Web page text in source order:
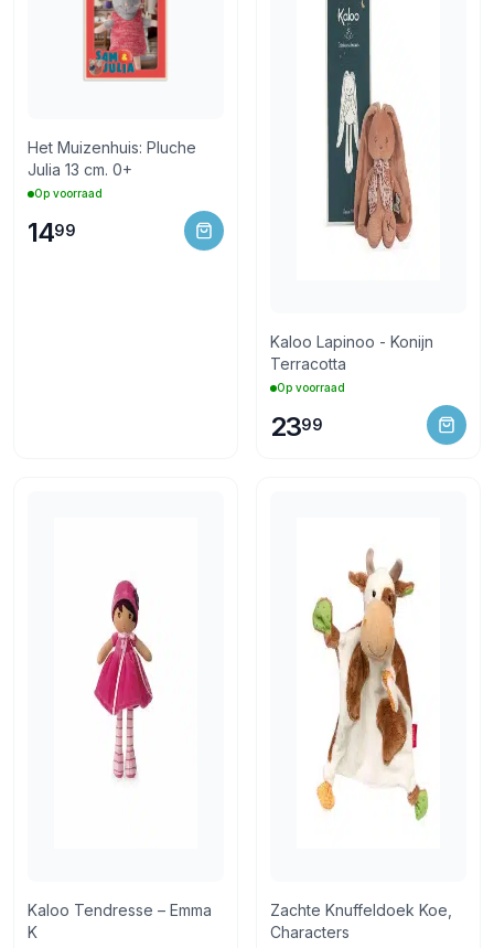
Het Muizenhuis: Pluche
Julia 13 cm. 0+
Op voorraad
1499
Kaloo Lapinoo - Konijn
Terracotta
Op voorraad
2399
Kaloo Tendresse – Emma
K
Zachte Knuffeldoek Koe,
Characters